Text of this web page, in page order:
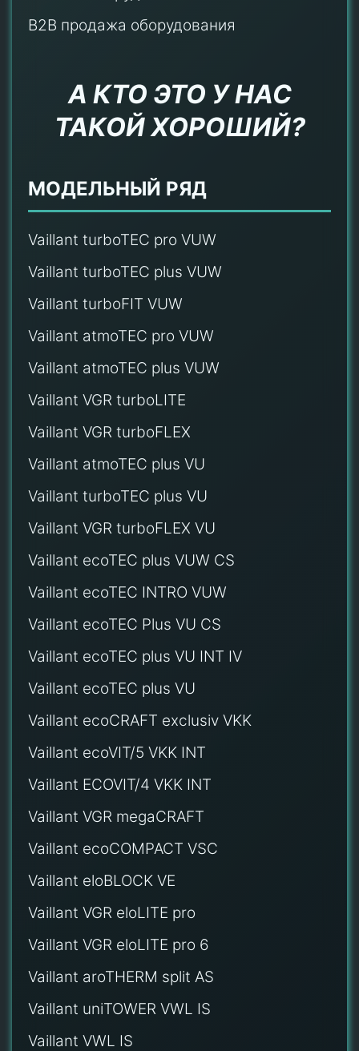
B2B продажа оборудования
А КТО ЭТО У НАС
ТАКОЙ ХОРОШИЙ?
МОДЕЛЬНЫЙ РЯД
Vaillant turboTEC pro VUW
Vaillant turboTEC plus VUW
Vaillant turboFIT VUW
Vaillant atmoTEC pro VUW
Vaillant atmoTEC plus VUW
Vaillant VGR turboLITE
Vaillant VGR turboFLEX
Vaillant atmoTEC plus VU
Vaillant turboTEC plus VU
Vaillant VGR turboFLEX VU
Vaillant ecoTEC plus VUW CS
Vaillant ecoTEC INTRO VUW
Vaillant ecoTEC Plus VU CS
Vaillant ecoTEC plus VU INT IV
Vaillant ecoTEC plus VU
Vaillant ecoCRAFT exclusiv VKK
Vaillant ecoVIT/5 VKK INT
Vaillant ECOVIT/4 VKK INT
Vaillant VGR megaCRAFT
Vaillant ecoCOMPACT VSC
Vaillant eloBLOCK VE
Vaillant VGR eloLITE pro
Vaillant VGR eloLITE pro 6
Vaillant aroTHERM split AS
Vaillant uniTOWER VWL IS
Vaillant VWL IS